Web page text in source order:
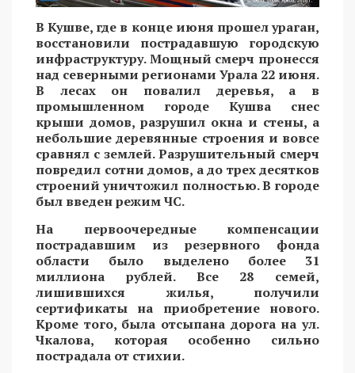
В Кушве, где в конце июня прошел ураган,
восстановили пострадавшую городскую
инфраструктуру. Мощный смерч пронесся
над северными регионами Урала 22 июня.
В лесах он повалил деревья, а в
промышленном городе Кушва снес
крыши домов, разрушил окна и стены, а
небольшие деревянные строения и вовсе
сравнял с землей. Разрушительный смерч
повредил сотни домов, а до трех десятков
строений уничтожил полностью. В городе
был введен режим ЧС.
На первоочередные компенсации
пострадавшим из резервного фонда
области было выделено более 31
миллиона рублей. Все 28 семей,
лишившихся жилья, получили
сертификаты на приобретение нового.
Кроме того, была отсыпана дорога на ул.
Чкалова, которая особенно сильно
пострадала от стихии.